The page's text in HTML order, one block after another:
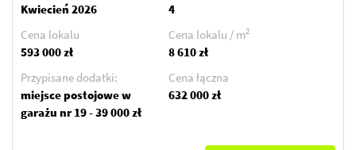
Kwiecień 2026
4
Cena lokalu
593 000 zł
Cena lokalu / m2
8 610 zł
Przypisane dodatki:
miejsce postojowe w
garażu nr 19 - 39 000 zł
Cena łączna
632 000 zł